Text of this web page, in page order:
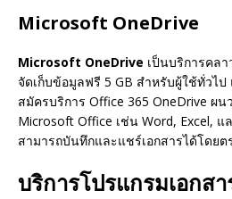
Microsoft OneDrive
Microsoft OneDrive เป็นบริการคล
จัดเก็บข้อมูลฟรี 5 GB สำหรับผู้ใช้ทั่วไ
สมัครบริการ Office 365 OneDrive ผน
Microsoft Office เช่น Word, Excel, แ
สามารถบันทึกและแชร์เอกสารได้โดยต
บริการโปรแกรมเอกส